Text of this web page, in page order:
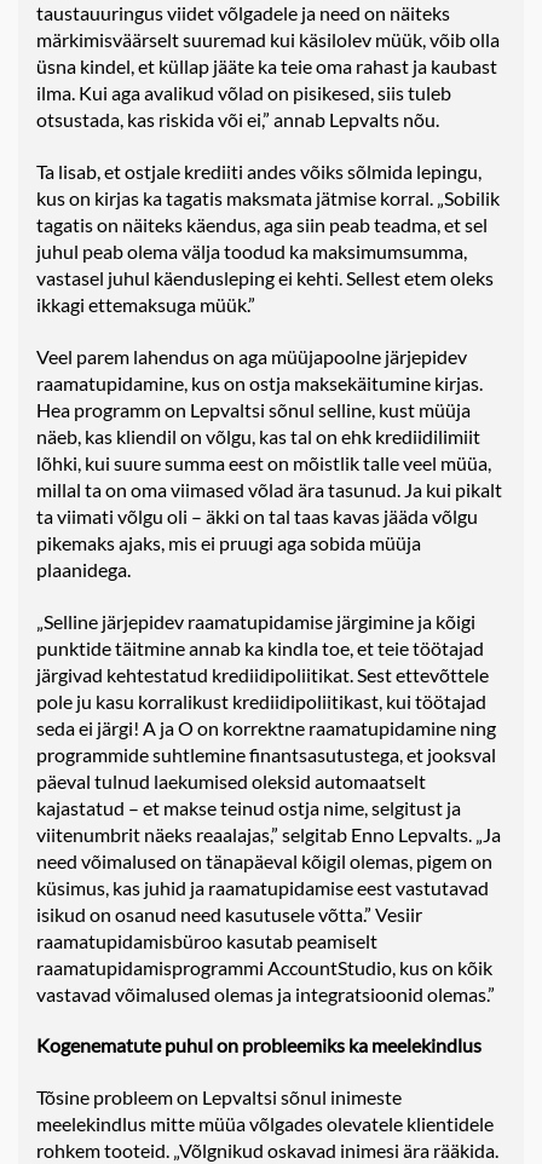
taustauuringus viidet võlgadele ja need on näiteks
märkimisväärselt suuremad kui käsilolev müük, võib olla
üsna kindel, et küllap jääte ka teie oma rahast ja kaubast
ilma. Kui aga avalikud võlad on pisikesed, siis tuleb
otsustada, kas riskida või ei,” annab Lepvalts nõu.
Ta lisab, et ostjale krediiti andes võiks sõlmida lepingu,
kus on kirjas ka tagatis maksmata jätmise korral. „Sobilik
tagatis on näiteks käendus, aga siin peab teadma, et sel
juhul peab olema välja toodud ka maksimumsumma,
vastasel juhul käendusleping ei kehti. Sellest etem oleks
ikkagi ettemaksuga müük.”
Veel parem lahendus on aga müüjapoolne järjepidev
raamatupidamine, kus on ostja maksekäitumine kirjas.
Hea programm on Lepvaltsi sõnul selline, kust müüja
näeb, kas kliendil on võlgu, kas tal on ehk krediidilimiit
lõhki, kui suure summa eest on mõistlik talle veel müüa,
millal ta on oma viimased võlad ära tasunud. Ja kui pikalt
ta viimati võlgu oli – äkki on tal taas kavas jääda võlgu
pikemaks ajaks, mis ei pruugi aga sobida müüja
plaanidega.
„Selline järjepidev raamatupidamise järgimine ja kõigi
punktide täitmine annab ka kindla toe, et teie töötajad
järgivad kehtestatud krediidipoliitikat. Sest ettevõttele
pole ju kasu korralikust krediidipoliitikast, kui töötajad
seda ei järgi! A ja O on korrektne raamatupidamine ning
programmide suhtlemine finantsasutustega, et jooksval
päeval tulnud laekumised oleksid automaatselt
kajastatud – et makse teinud ostja nime, selgitust ja
viitenumbrit näeks reaalajas,” selgitab Enno Lepvalts. „Ja
need võimalused on tänapäeval kõigil olemas, pigem on
küsimus, kas juhid ja raamatupidamise eest vastutavad
isikud on osanud need kasutusele võtta.” Vesiir
raamatupidamisbüroo kasutab peamiselt
raamatupidamisprogrammi AccountStudio , kus on kõik
vastavad võimalused olemas ja integratsioonid olemas.”
Kogenematute puhul on probleemiks ka meelekindlus
Tõsine probleem on Lepvaltsi sõnul inimeste
meelekindlus mitte müüa võlgades olevatele klientidele
rohkem tooteid. „Võlgnikud oskavad inimesi ära rääkida.